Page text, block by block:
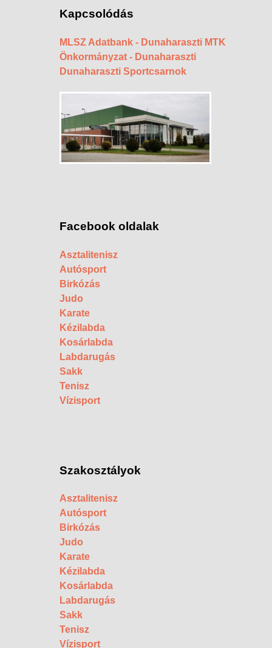
Kapcsolódás
MLSZ Adatbank - Dunaharaszti MTK
Önkormányzat - Dunaharaszti
Dunaharaszti Sportcsarnok
Facebook oldalak
Asztalitenisz
Autósport
Birkózás
Judo
Karate
Kézilabda
Kosárlabda
Labdarugás
Sakk
Tenisz
Vízisport
Szakosztályok
Asztalitenisz
Autósport
Birkózás
Judo
Karate
Kézilabda
Kosárlabda
Labdarugás
Sakk
Tenisz
Vízisport